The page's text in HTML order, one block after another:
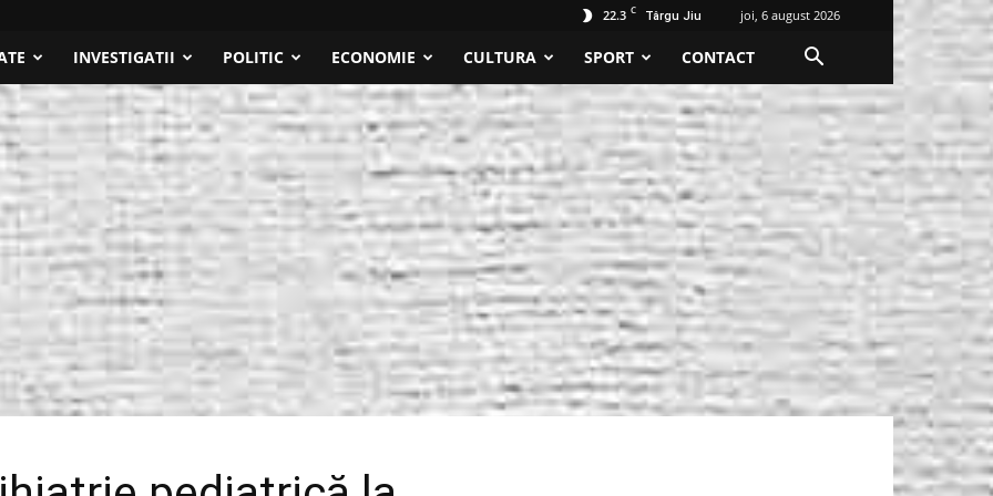
22.3 C Târgu Jiu joi, 6 august 2026
INVESTIGATII POLITIC ECONOMIE CULTURA SPORT CONTACT